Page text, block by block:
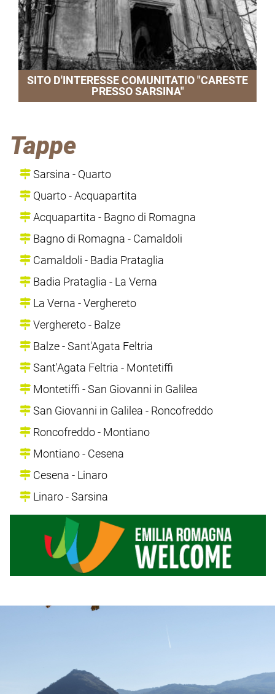
SITO D'INTERESSE COMUNITATIO "CARESTE
PRESSO SARSINA"
Tappe
Sarsina - Quarto
Quarto - Acquapartita
Acquapartita - Bagno di Romagna
Bagno di Romagna - Camaldoli
Camaldoli - Badia Prataglia
Badia Prataglia - La Verna
La Verna - Verghereto
Verghereto - Balze
Balze - Sant'Agata Feltria
Sant'Agata Feltria - Montetiffi
Montetiffi - San Giovanni in Galilea
San Giovanni in Galilea - Roncofreddo
Roncofreddo - Montiano
Montiano - Cesena
Cesena - Linaro
Linaro - Sarsina